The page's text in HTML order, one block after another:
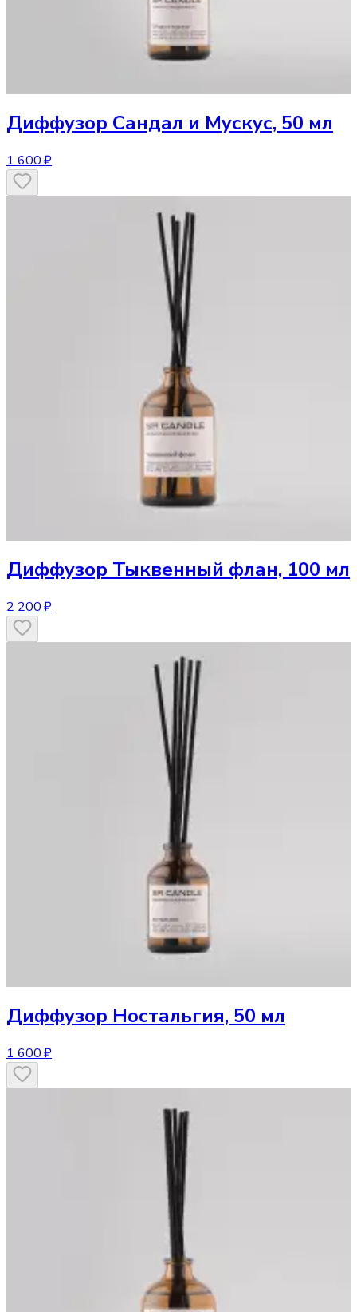
Диффузор Сандал и Мускус, 50 мл
1 600 ₽
Диффузор Тыквенный флан, 100 мл
2 200 ₽
Диффузор Ностальгия, 50 мл
1 600 ₽